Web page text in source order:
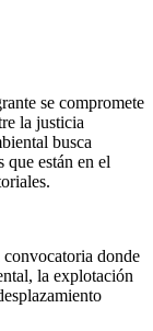
se compromete
la justicia
busca
que están en el
convocatoria donde
la explotación